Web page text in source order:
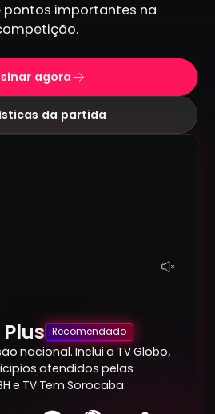
pontos importantes na
agora
da partida
Recomendado
nacional. Inclui a TV Globo,
atendidos pelas
e TV Tem Sorocaba.